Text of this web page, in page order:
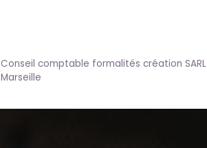
Conseil comptable formalités création SARL
Marseille